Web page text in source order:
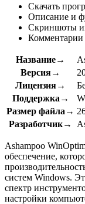
Скачать
Описание и
Скриншоты
Комментарии
Название→
Версия→
Лицензия→
Поддержка→
Размер файла→
Разработчик→
Ashampoo
обеспечение,
систем Windows.
спектр
настройки